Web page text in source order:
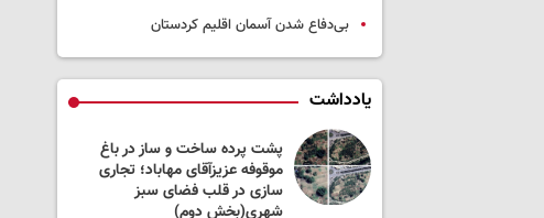
بی‌دفاع شدن آسمان اقلیم کردستان
یادداشت
پشت پرده ساخت و ساز در باغ
موقوفه عزیزآقای مهاباد؛ تجاری
سازی در قلب فضای سبز
شهری(بخش دوم)